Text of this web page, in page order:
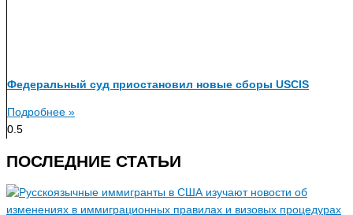
Федеральный суд приостановил новые сборы USCIS
Подробнее »
ПОСЛЕДНИЕ СТАТЬИ